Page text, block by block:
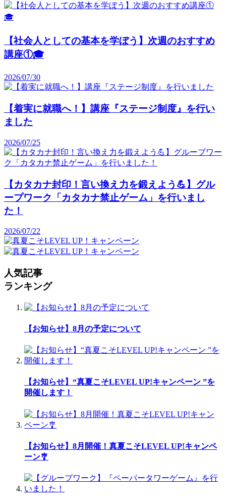
【社会人としての基本を学ぼう】次週のおすすめ
講座①🎓️
2026/07/30
【着実に就職へ！】講座『ステージ制度』を行い
ました
2026/07/25
【カタカナ封印！言い換え力を鍛えよう💪】グル
ープワーク「カタカナ禁止ゲーム」を行いまし
た！
2026/07/22
人気記事
ランキング
【お知らせ】8月の予定について
【お知らせ】“真夏こそLEVEL UP!キャンペーン ”を
開催します！
【お知らせ】8月開催！真夏こそLEVEL UP!キャンペ
ーン🎐